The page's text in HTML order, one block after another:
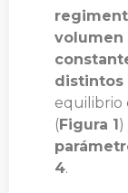
volumen
distintos
equilibrio
( Figura 1 )
4.